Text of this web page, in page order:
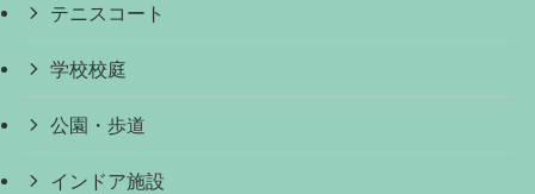
テニスコート
学校校庭
公園・歩道
インドア施設